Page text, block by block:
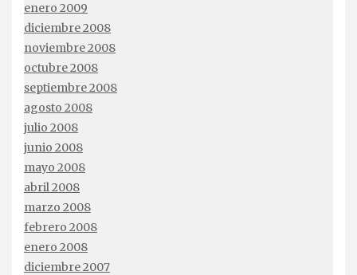
enero 2009
diciembre 2008
noviembre 2008
octubre 2008
septiembre 2008
agosto 2008
julio 2008
junio 2008
mayo 2008
abril 2008
marzo 2008
febrero 2008
enero 2008
diciembre 2007